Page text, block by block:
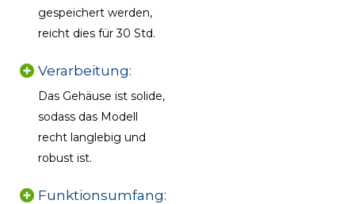
gespeichert werden,
reicht dies für 30 Std.
Verarbeitung:
Das Gehäuse ist solide,
sodass das Modell
recht langlebig und
robust ist.
Funktionsumfang: